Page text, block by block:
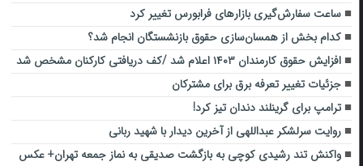
ساعت سفارش‌گیری بازارهای فرابورس تغییر کرد
کدام بخش از همسان‌سازی حقوق بازنشستگان انجام شد؟
افزایش حقوق کارمندان ۱۴۰۳ اعلام شد /کف دریافتی کارکنان مشخص شد
جزئیات تغییر تعرفه برق برای مشترکان
ترامپ برای گرینلند دندان تیز کرد!
روایت سرلشکر عبداللهی از آخرین دیدار با شهید ربانی
واکنش تند رشیدی کوچی به بازگشت صدیقی به نماز جمعه تهران+ عکس